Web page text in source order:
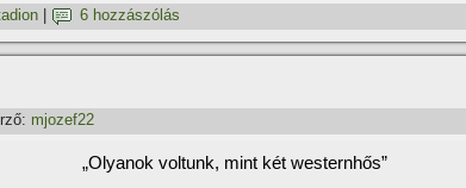
6 hozzászólás
mjozef22
„Olyanok voltunk, mint két westernhős”